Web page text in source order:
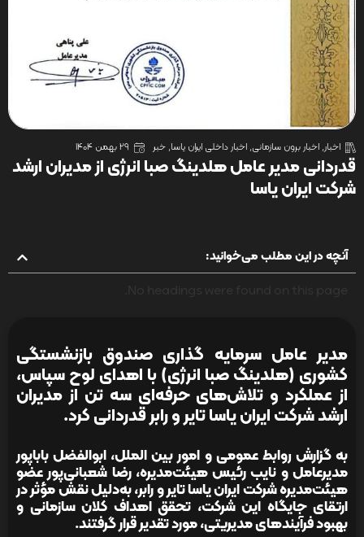
اخبار,اخبار برون سازمانی,اخبار داخلی ایران یاسا,خبر 29 بهمن 1404
قدردانی مدیر عامل هلدینگ صبا انرژی از مدیران ارشد
شرکت ایران یاسا
آنچه در این مطلب می‌خوانید:
مدیر عامل سرمایه گذاری صندوق بازنشستگی
کشوری (هلدینگ صبا انرژی) با اهدای لوح سپاس،
از عملکرد و تلاش‌های حرفه‌ای سه تن از مدیران
ارشد شرکت ایران یاسا تایر و رابر قدردانی کرد.
به گزارش روابط عمومی و امور بین الملل، ابوالفضل باباپور
مدیرعامل و نایب رئیس هیئت‌مدیره، رضا شعبانی‌پور عضو
هیئت‌مدیره شرکت ایران یاسا تایر و رابر، به‌دلیل نقش مؤثر در
ارتقای جایگاه این شرکت، تحقق اهداف کلان سازمانی و
بهبود فرآیندهای مدیریتی، مورد تقدیر قرار گرفتند.